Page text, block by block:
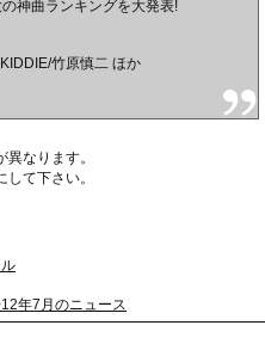
神曲ランキングを大発表!
竹原慎二 ほか
なります。
て下さい。
年7月のニュース